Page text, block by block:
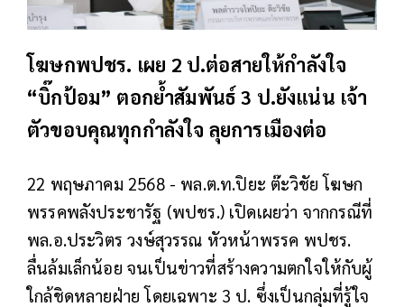
โฆษกพปชร. เผย 2 ป.ต่อสายให้กำลังใจ
“บิ๊กป้อม” ตอกย้ำสัมพันธ์ 3 ป.ยังแน่น เจ้า
ตัวขอบคุณทุกกำลังใจ ลุยการเมืองต่อ
22 พฤษภาคม 2568 - พล.ต.ท.ปิยะ ต๊ะวิชัย โฆษก
พรรคพลังประชารัฐ (พปชร.) เปิดเผยว่า จากกรณีที่
พล.อ.ประวิตร วงษ์สุวรรณ หัวหน้าพรรค พปชร.
ลื่นล้มเล็กน้อย จนเป็นข่าวที่สร้างความตกใจให้กับผู้
ใกล้ชิดหลายฝ่าย โดยเฉพาะ 3 ป. ซึ่งเป็นกลุ่มที่รู้ใจ